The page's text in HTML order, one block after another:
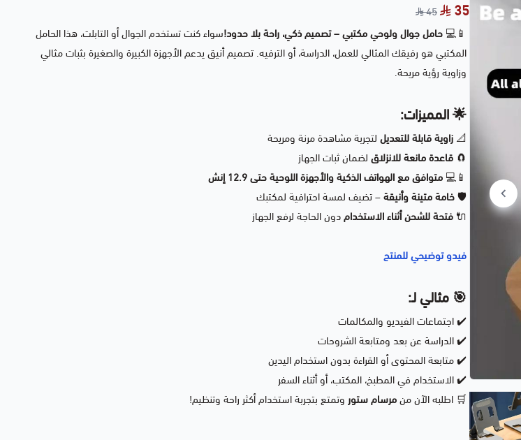
35
45
📱💻 حامل جوال ولوحي مكتبي – تصميم ذكي، راحة بلا حدود!سواء كنت تستخدم الجوال أو التابلت، هذا الحامل
المكتبي هو رفيقك المثالي للعمل، الدراسة، أو الترفيه. تصميم أنيق يدعم الأجهزة الكبيرة والصغيرة بثبات مثالي
وزاوية رؤية مريحة.
🌟المميزات:
📐 زاوية قابلة للتعديل لتجربة مشاهدة مرنة ومريحة
🧲 قاعدة مانعة للانزلاق لضمان ثبات الجهاز
📱💻 متوافق مع الهواتف الذكية والأجهزة اللوحية حتى 12.9 إنش
🛡️خامة متينة وأنيقة– تضيف لمسة احترافية لمكتبك
🔌 فتحة للشحن أثناء الاستخدامدون الحاجة لرفع الجهاز
فيدو توضيحي للمنتج
🎯 مثالي لـ:
✔️ اجتماعات الفيديو والمكالمات
✔️ الدراسة عن بعد ومتابعة الشروحات
✔️ متابعة المحتوى أو القراءة بدون استخدام اليدين
✔️ الاستخدام في المطبخ، المكتب، أو أثناء السفر
🛒 اطلبه الآن منمرسام ستور وتمتع بتجربة استخدام أكثر راحة وتنظيم!